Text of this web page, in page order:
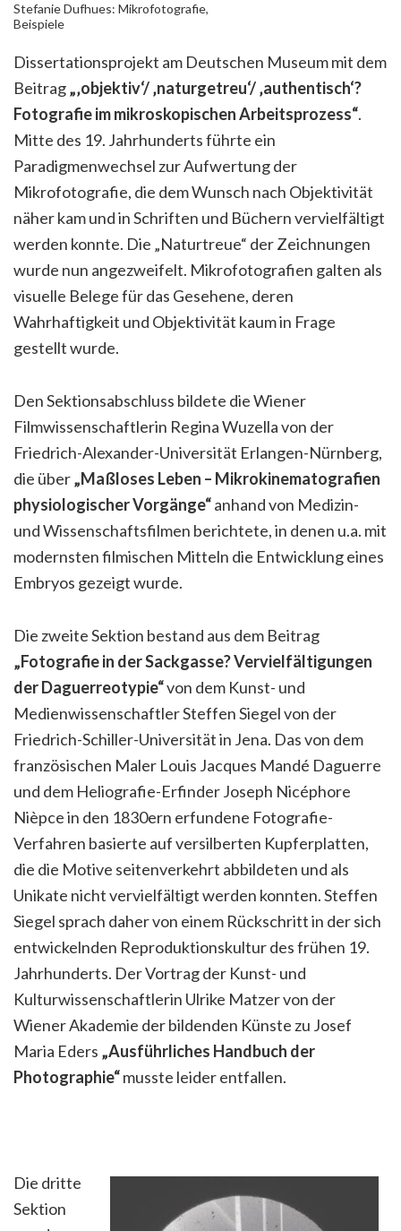
Stefanie Dufhues: Mikrofotografie,
Beispiele
Dissertationsprojekt am Deutschen Museum mit dem
Beitrag„‚objektiv‘/ ‚naturgetreu‘/ ‚authentisch‘?
Fotografie im mikroskopischen Arbeitsprozess“.
Mitte des 19. Jahrhunderts führte ein
Paradigmenwechsel zur Aufwertung der
Mikrofotografie, die dem Wunsch nach Objektivität
näher kam und in Schriften und Büchern vervielfältigt
werden konnte. Die „Naturtreue“ der Zeichnungen
wurde nun angezweifelt. Mikrofotografien galten als
visuelle Belege für das Gesehene, deren
Wahrhaftigkeit und Objektivität kaum in Frage
gestellt wurde.
Den Sektionsabschluss bildete die Wiener
Filmwissenschaftlerin Regina Wuzella von der
Friedrich-Alexander-Universität Erlangen-Nürnberg,
die über„Maßloses Leben – Mikrokinematografien
physiologischer Vorgänge“anhand von Medizin-
und Wissenschaftsfilmen berichtete, in denen u.a. mit
modernsten filmischen Mitteln die Entwicklung eines
Embryos gezeigt wurde.
Die zweite Sektion bestand aus dem Beitrag
„Fotografie in der Sackgasse? Vervielfältigungen
der Daguerreotypie“von dem Kunst- und
Medienwissenschaftler Steffen Siegel von der
Friedrich-Schiller-Universität in Jena. Das von dem
französischen Maler Louis Jacques Mandé Daguerre
und dem Heliografie-Erfinder Joseph Nicéphore
Nièpce in den 1830ern erfundene Fotografie-
Verfahren basierte auf versilberten Kupferplatten,
die die Motive seitenverkehrt abbildeten und als
Unikate nicht vervielfältigt werden konnten. Steffen
Siegel sprach daher von einem Rückschritt in der sich
entwickelnden Reproduktionskultur des frühen 19.
Jahrhunderts. Der Vortrag der Kunst- und
Kulturwissenschaftlerin Ulrike Matzer von der
Wiener Akademie der bildenden Künste zu Josef
Maria Eders „Ausführliches Handbuch der
Photographie“musste leider entfallen.
Die dritte
Sektion